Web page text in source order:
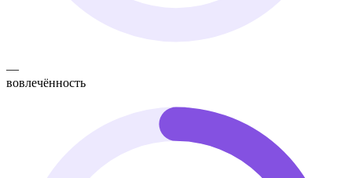
—
вовлечённость